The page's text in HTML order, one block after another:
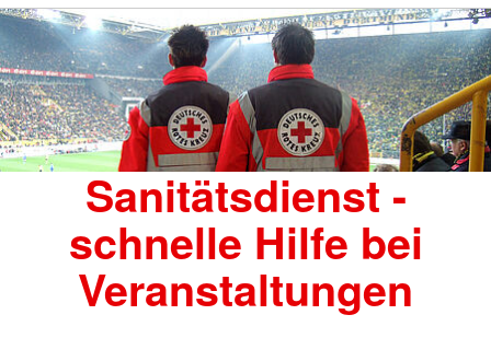
Sanitätsdienst -
schnelle Hilfe bei
Veranstaltungen